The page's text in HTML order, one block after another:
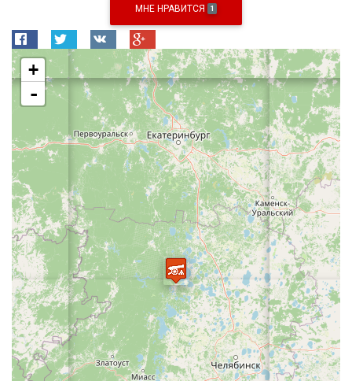
МНЕ НРАВИТСЯ 1
+
-